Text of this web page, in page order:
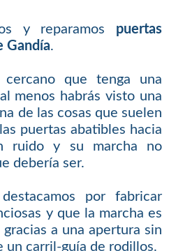
y reparamos puertas
Gandía.
cercano que tenga una
menos habrás visto una
de las cosas que suelen
puertas abatibles hacia
ruido y su marcha no
debería ser.
por fabricar
y que la marcha es
a una apertura sin
un carril-guía de rodillos.